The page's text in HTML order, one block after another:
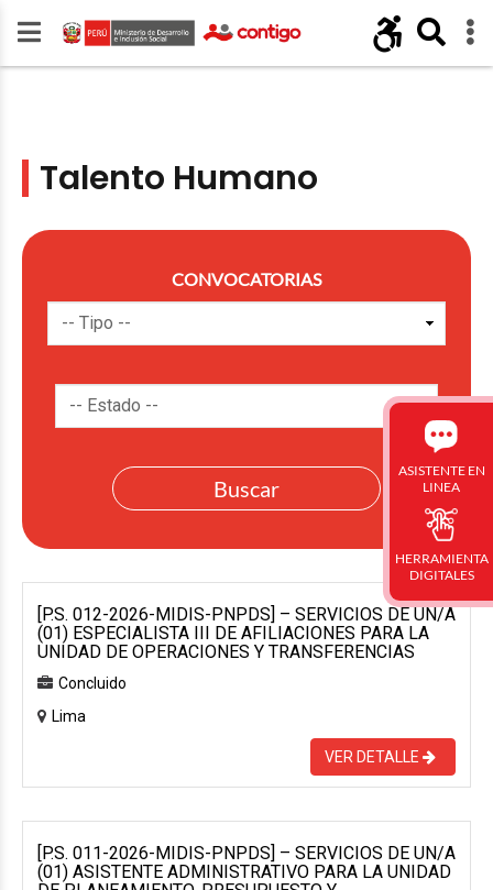
Talento Humano
CONVOCATORIAS
[P.S. 012-2026-MIDIS-PNPDS] – SERVICIOS DE UN/A
(01) ESPECIALISTA III DE AFILIACIONES PARA LA
UNIDAD DE OPERACIONES Y TRANSFERENCIAS
Concluido
Lima
VER DETALLE
[P.S. 011-2026-MIDIS-PNPDS] – SERVICIOS DE UN/A
(01) ASISTENTE ADMINISTRATIVO PARA LA UNIDAD
ASISTENTE EN
LINEA
HERRAMIENTA
DIGITALES